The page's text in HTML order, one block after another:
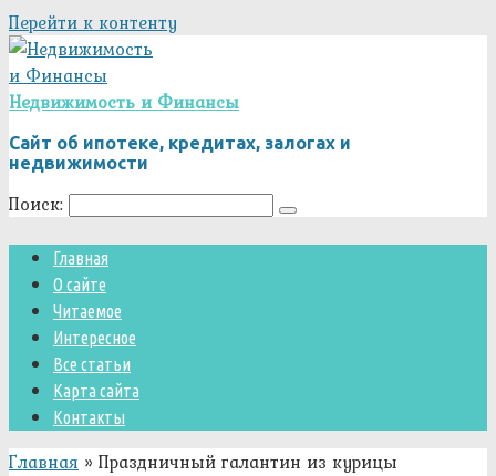
Перейти к контенту
Недвижимость и Финансы
Сайт об ипотеке, кредитах, залогах и
недвижимости
Поиск:
Главная
О сайте
Читаемое
Интересное
Все статьи
Карта сайта
Контакты
Главная » Праздничный галантин из курицы